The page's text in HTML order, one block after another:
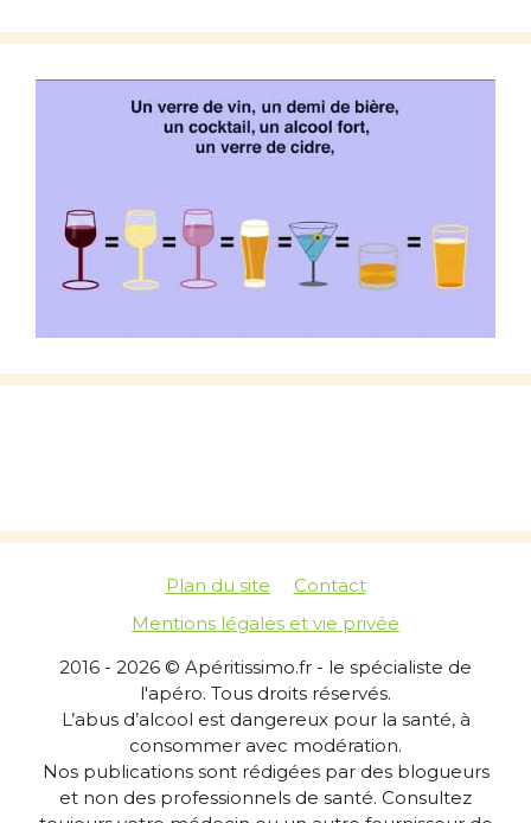
Plan du site
Contact
Mentions légales et vie privée
2016 - 2026 © Apéritissimo.fr - le spécialiste de
l'apéro. Tous droits réservés.
L’abus d’alcool est dangereux pour la santé, à
consommer avec modération.
Nos publications sont rédigées par des blogueurs
et non des professionnels de santé. Consultez